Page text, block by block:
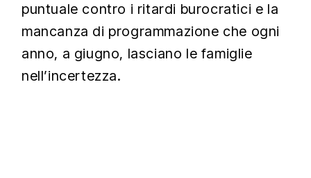
puntuale contro i ritardi burocratici e la
mancanza di programmazione che ogni
anno, a giugno, lasciano le famiglie
nell’incertezza.